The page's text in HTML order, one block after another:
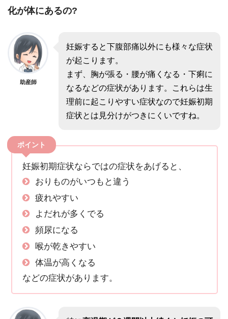
化が体にあるの?
助産師
妊娠すると下腹部痛以外にも様々な症状
が起こります。
まず、胸が張る・腰が痛くなる・下痢に
なるなどの症状があります。これらは生
理前に起こりやすい症状なので妊娠初期
症状とは見分けがつきにくいですね。
ポイント
妊娠初期症状ならではの症状をあげると、
おりものがいつもと違う
疲れやすい
よだれが多くでる
頻尿になる
喉が乾きやすい
体温が高くなる
などの症状があります。